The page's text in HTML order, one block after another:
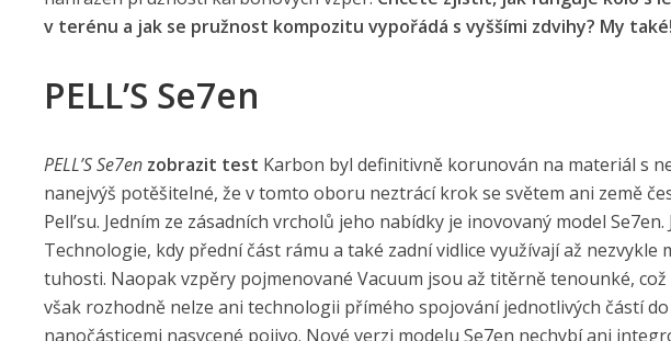
v terénu a jak se pružnost kompozitu vypořádá s vyššími zdvihy? My také!
PELL’S Se7en
PELL’S Se7en zobrazit test Karbon byl definitivně korunován na materiál s
nanejvýš potěšitelné, že v tomto oboru neztrácí krok se světem ani země
Pell’su. Jedním ze zásadních vrcholů jeho nabídky je inovovaný model
Technologie, kdy přední část rámu a také zadní vidlice využívají až
tuhosti. Naopak vzpěry pojmenované Vacuum jsou až titěrně tenounké,
však rozhodně nelze ani technologii přímého spojování jednotlivých částí
nanočásticemi nasycené pojivo. Nové verzi modelu Se7en nechybí ani